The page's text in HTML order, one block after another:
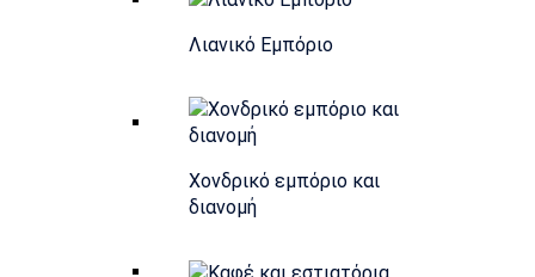
Λιανικό Εμπόριο
Χονδρικό εμπόριο και
διανομή